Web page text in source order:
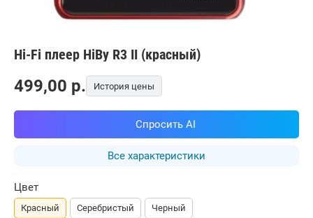
Hi-Fi плеер HiBy R3 II (красный)
Все характеристики
Цвет
Красный Серебристый Черный
499,00 p. История цены
Спросить AI